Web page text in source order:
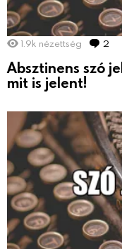
1.9k nézettség 2
Absztinens szó
mit is jelent!